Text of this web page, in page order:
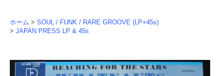
ホーム > SOUL / FUNK / RARE GROOVE (LP+45s)
> JAPAN PRESS LP & 45s